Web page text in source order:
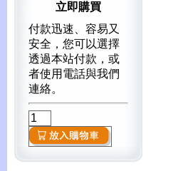
立即購買
付款迅速、容易又
安全，您可以選擇
透過本站付款，或
者使用電話與我們
連絡。